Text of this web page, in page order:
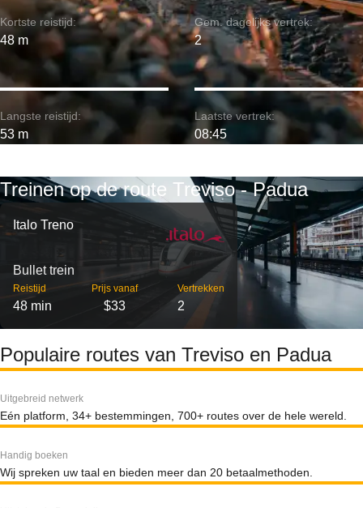
Kortste reistijd:
48 m
Langste reistijd:
53 m
Gem. dagelijks vertrek:
2
Laatste vertrek:
08:45
Treinen op de route Treviso - Padua
Italo Treno
Bullet trein
Reistijd
48 min
Prijs vanaf
$33
Vertrekken
2
Populaire routes van Treviso en Padua
Uitgebreid netwerk
Eén platform, 34+ bestemmingen, 700+ routes over de hele wereld.
Handig boeken
Wij spreken uw taal en bieden meer dan 20 betaalmethoden.